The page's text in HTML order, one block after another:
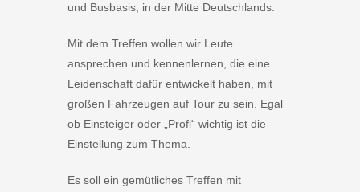
und Busbasis, in der Mitte Deutschlands.
Mit dem Treffen wollen wir Leute
ansprechen und kennenlernen, die eine
Leidenschaft dafür entwickelt haben, mit
großen Fahrzeugen auf Tour zu sein. Egal
ob Einsteiger oder „Profi“ wichtig ist die
Einstellung zum Thema.
Es soll ein gemütliches Treffen mit